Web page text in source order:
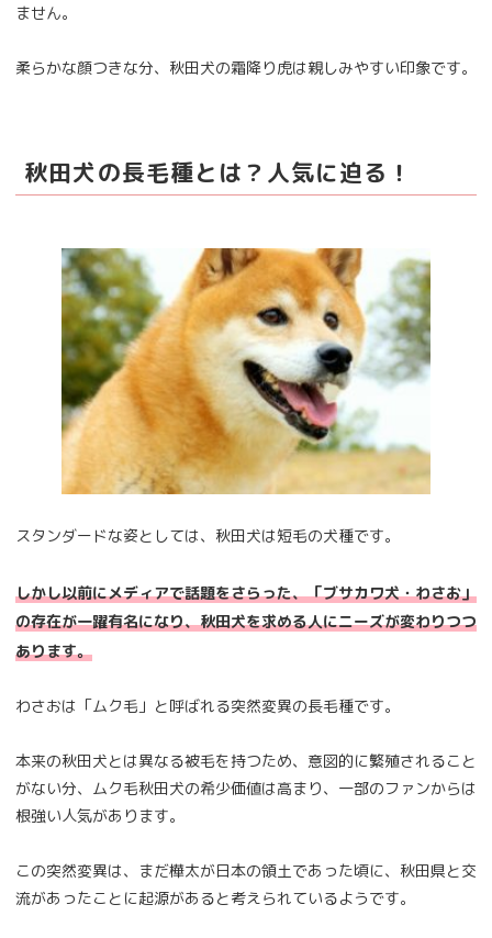
ません。
柔らかな顔つきな分、秋田犬の霜降り虎は親しみやすい印象です。
秋田犬の長毛種とは？人気に迫る！
スタンダードな姿としては、秋田犬は短毛の犬種です。
しかし以前にメディアで話題をさらった、「ブサカワ犬・わさお」
の存在が一躍有名になり、秋田犬を求める人にニーズが変わりつつ
あります。
わさおは「ムク毛」と呼ばれる突然変異の長毛種です。
本来の秋田犬とは異なる被毛を持つため、意図的に繁殖されること
がない分、ムク毛秋田犬の希少価値は高まり、一部のファンからは
根強い人気があります。
この突然変異は、まだ樺太が日本の領土であった頃に、秋田県と交
流があったことに起源があると考えられているようです。